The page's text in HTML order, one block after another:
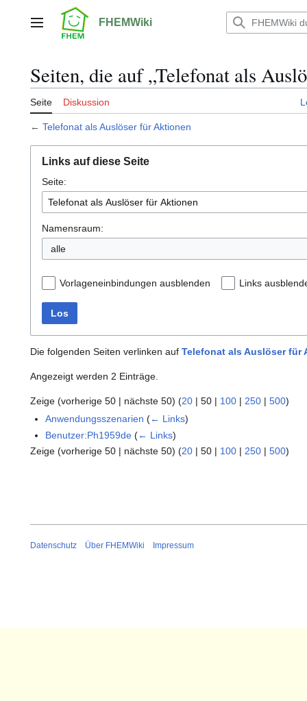
springenHauptmenü FHEMWiki
Seiten, die auf „Telefonat als
Seite Diskussion
← Telefonat als Auslöser für Aktionen
Links auf diese Seite
Seite:
Namensraum:
alle
Vorlageneinbindungen ausblenden Links
Los
Die folgenden Seiten verlinken auf Telefonat als Auslöser für
Angezeigt werden 2 Einträge.
Zeige (vorherige 50 | nächste 50) (20 | 50 | 100 | 250 | 500)
Anwendungsszenarien (← Links)
Benutzer:Ph1959de (← Links)
Zeige (vorherige 50 | nächste 50) (20 | 50 | 100 | 250 | 500)
Datenschutz Über FHEMWiki Impressum